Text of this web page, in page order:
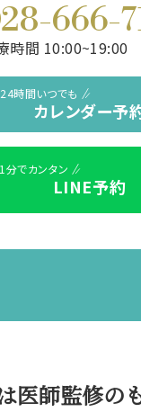
666-
時間 10:00~19:00
24時間いつでも
カレンダー予
1分でカンタン
LINE予約
医師監修の